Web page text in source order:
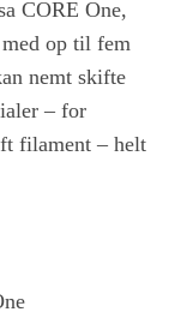
CORE One,
op til fem
nemt skifte
– for
filament – helt